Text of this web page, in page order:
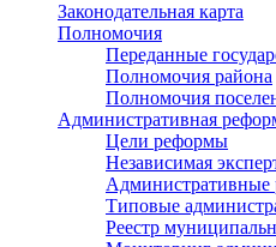
Законодательная карта
Полномочия
Переданные
Полномочия района
Полномочия
Административная
Цели реформы
Независимая
Административные
Типовые
Реестр